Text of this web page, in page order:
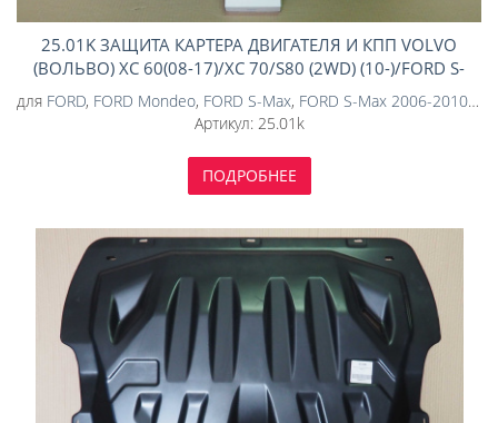
25.01K ЗАЩИТА КАРТЕРА ДВИГАТЕЛЯ И КПП VOLVO
(ВОЛЬВО) XC 60(08-17)/XC 70/S80 (2WD) (10-)/FORD S-
MAX/MONDEO, КРОМЕ V-2,0(240-245Л)(06-14)
(КОМПОЗИТ 6 ММ)
для FORD, FORD Mondeo, FORD S-Max, FORD S-Max 2006-2010,
Артикул: 25.01k
ПОДРОБНЕЕ